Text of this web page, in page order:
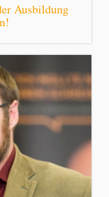
Ausbildung